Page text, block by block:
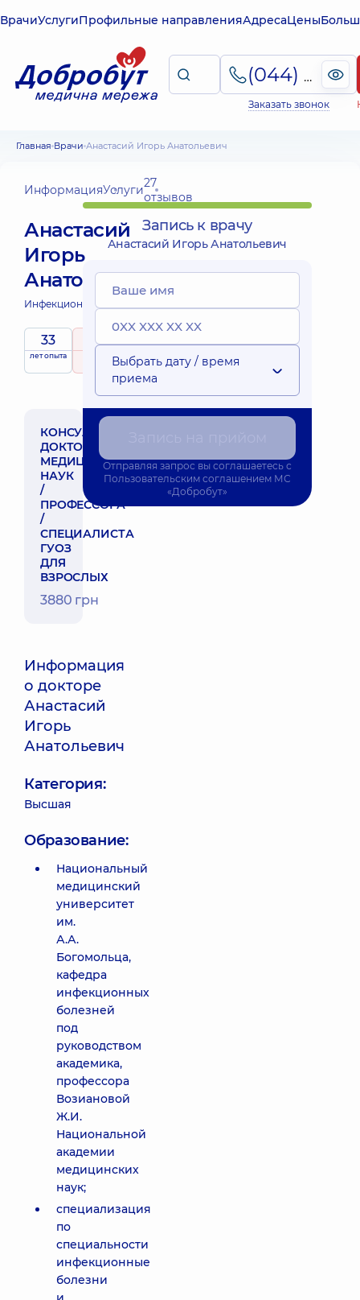
ВрачиУслугиПрофильные направленияАдресаЦены
(044) 495-2-888
Заказать звонок
Главная Врачи Анастасий Игорь Анатольевич
ИнформацияУслуги27
отзывов
Анастасий
Игорь
Анатольевич
Инфекционист;
33
лет опыта
5 / 5
рейтингна основе
27 отзывов
КОНСУЛЬТАЦИЯ
ДОКТОРА
МЕДИЦИНСКИХ
НАУК
/
ПРОФЕССОРА
/
СПЕЦИАЛИСТА
ГУОЗ
ДЛЯ
ВЗРОСЛЫХ
3880 грн
Информация
о докторе
Анастасий
Игорь
Анатольевич
Категория:
Высшая
Образование:
Национальный
медицинский
университет
им.
А.А.
Богомольца,
кафедра
инфекционных
болезней
под
руководством
академика,
профессора
Возиановой
Ж.И.
Национальной
академии
медицинских
наук;
специализация
по
специальности
инфекционные
болезни
Запись к врачу
Анастасий Игорь Анатольевич
Выбрать дату / время
приема
Отправляя запрос вы соглашаетесь с
Пользовательским соглашением МС
«Добробут»